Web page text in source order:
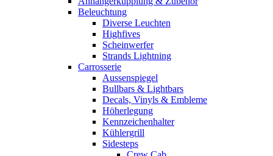
Beleuchtung
Diverse Leuchten
Highfives
Scheinwerfer
Strands Lightning
Carrosserie
Aussenspiegel
Bullbars & Lightbars
Decals, Vinyls & Embleme
Höherlegung
Kennzeichenhalter
Kühlergrill
Sidesteps